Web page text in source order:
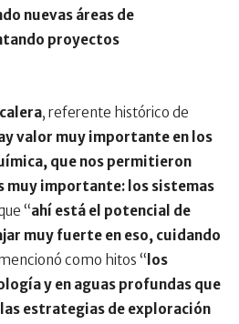
nuevas áreas de
proyectos
, referente histórico de
valor muy importante en los
que nos permitieron
muy importante: los sistemas
“ahí está el potencial de
muy fuerte en eso, cuidando
como hitos “ los
y en aguas profundas que
estrategias de exploración